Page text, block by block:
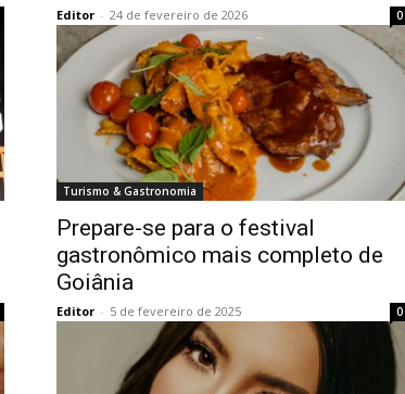
Editor - 24 de fevereiro de 2026 0
Turismo & Gastronomia
Prepare-se para o festival
gastronômico mais completo de
Goiânia
Editor - 5 de fevereiro de 2025 0